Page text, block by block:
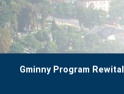
Gminny Program